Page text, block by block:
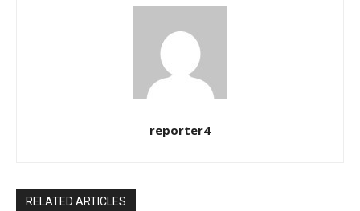
reporter4
RELATED ARTICLES